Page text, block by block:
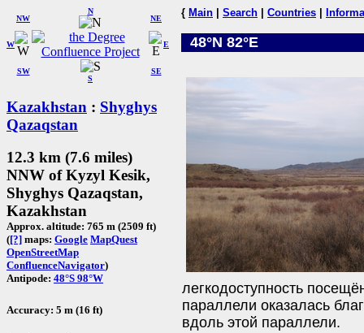
W
NW
N
NE
SW
S
SE
E
Kazakhstan : Shyghys
Qazaqstan
12.3 km (7.6 miles)
NNW of Kyzyl Kesik,
Shyghys Qazaqstan,
Kazakhstan
Approx. altitude: 765 m (2509 ft)
([?] maps: Google MapQuest
OpenStreetMap
ConfluenceNavigator)
Antipode: 48°S 98°W
Accuracy: 5 m (16 ft)
{ Main Search Countries
48°N 82°E
легкодоступность
параллели оказалась
вдоль этой параллели.